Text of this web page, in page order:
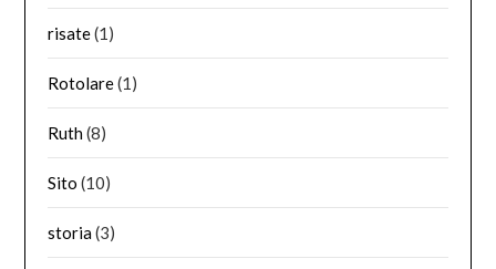
risate(1)
Rotolare(1)
Ruth(8)
Sito (10)
storia(3)